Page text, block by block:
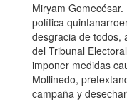
Miryam
política
desgracia de todos,
del Tribunal
imponer medidas
Mollinedo,
campaña y